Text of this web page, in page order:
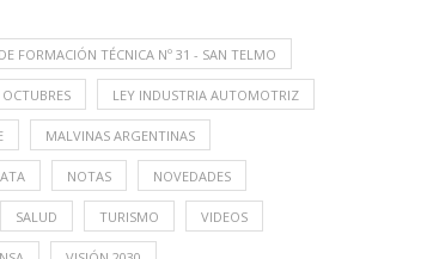
FORMACIÓN TÉCNICA Nº 31 - SAN TELMO
LEY INDUSTRIA AUTOMOTRIZ
MALVINAS ARGENTINAS
NOTAS NOVEDADES
SALUD TURISMO VIDEOS